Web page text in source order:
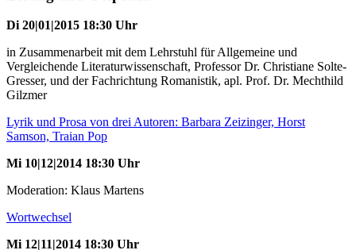
Di 20|01|2015 18:30 Uhr
in Zusammenarbeit mit dem Lehrstuhl für Allgemeine und
Vergleichende Literaturwissenschaft, Professor Dr. Christiane Solte-
Gresser, und der Fachrichtung Romanistik, apl. Prof. Dr. Mechthild
Gilzmer
Lyrik und Prosa von drei Autoren: Barbara Zeizinger, Horst
Samson, Traian Pop
Mi 10|12|2014 18:30 Uhr
Moderation: Klaus Martens
Wortwechsel
Mi 12|11|2014 18:30 Uhr